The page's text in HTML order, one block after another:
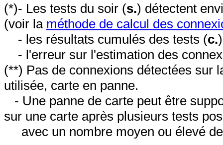
(*)- Les tests du soir (s.) détectent
(voir la méthode de calcul des
- les résultats cumulés des tests (c.
- l'erreur sur l'estimation des
(**) Pas de connexions détectées sur
utilisée, carte en panne.
- Une panne de carte peut être
sur une carte après plusieurs tests
avec un nombre moyen ou élevé